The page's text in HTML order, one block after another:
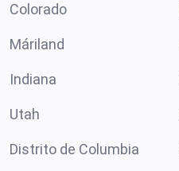
Colorado
Máriland
Indiana
Utah
Distrito de Columbia